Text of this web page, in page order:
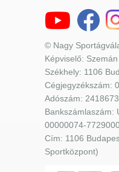
© Nagy
Képviselő:
Székhely: 1106
Cégjegyzékszám:
Adószám:
Bankszámlaszám:
00000074-
Cím: 1106
Sportközpont)